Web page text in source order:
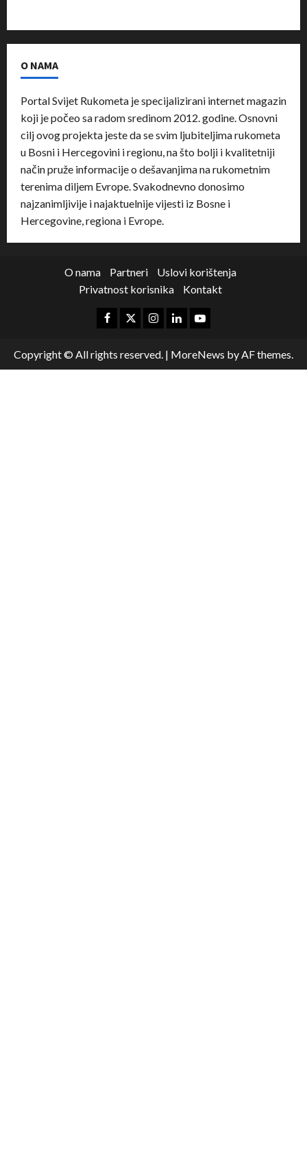
O NAMA
Portal Svijet Rukometa je specijalizirani internet magazin
koji je počeo sa radom sredinom 2012. godine. Osnovni
cilj ovog projekta jeste da se svim ljubiteljima rukometa
u Bosni i Hercegovini i regionu, na što bolji i kvalitetniji
način pruže informacije o dešavanjima na rukometnim
terenima diljem Evrope. Svakodnevno donosimo
najzanimljivije i najaktuelnije vijesti iz Bosne i
Hercegovine, regiona i Evrope.
O nama Partneri
Uslovi korištenja
Privatnost korisnika
Kontakt
Copyright © All rights reserved. | MoreNews by AF themes.